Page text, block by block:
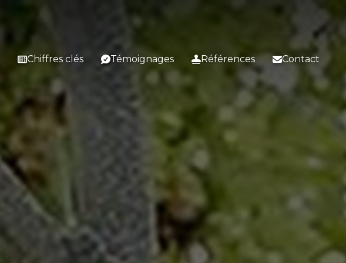
Chiffres clés Témoignages Références Contact